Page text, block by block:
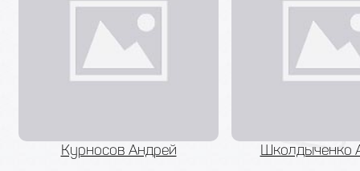
Курносов Андрей Школдыченко